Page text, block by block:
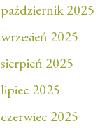
październik 2025
wrzesień 2025
sierpień 2025
lipiec 2025
czerwiec 2025